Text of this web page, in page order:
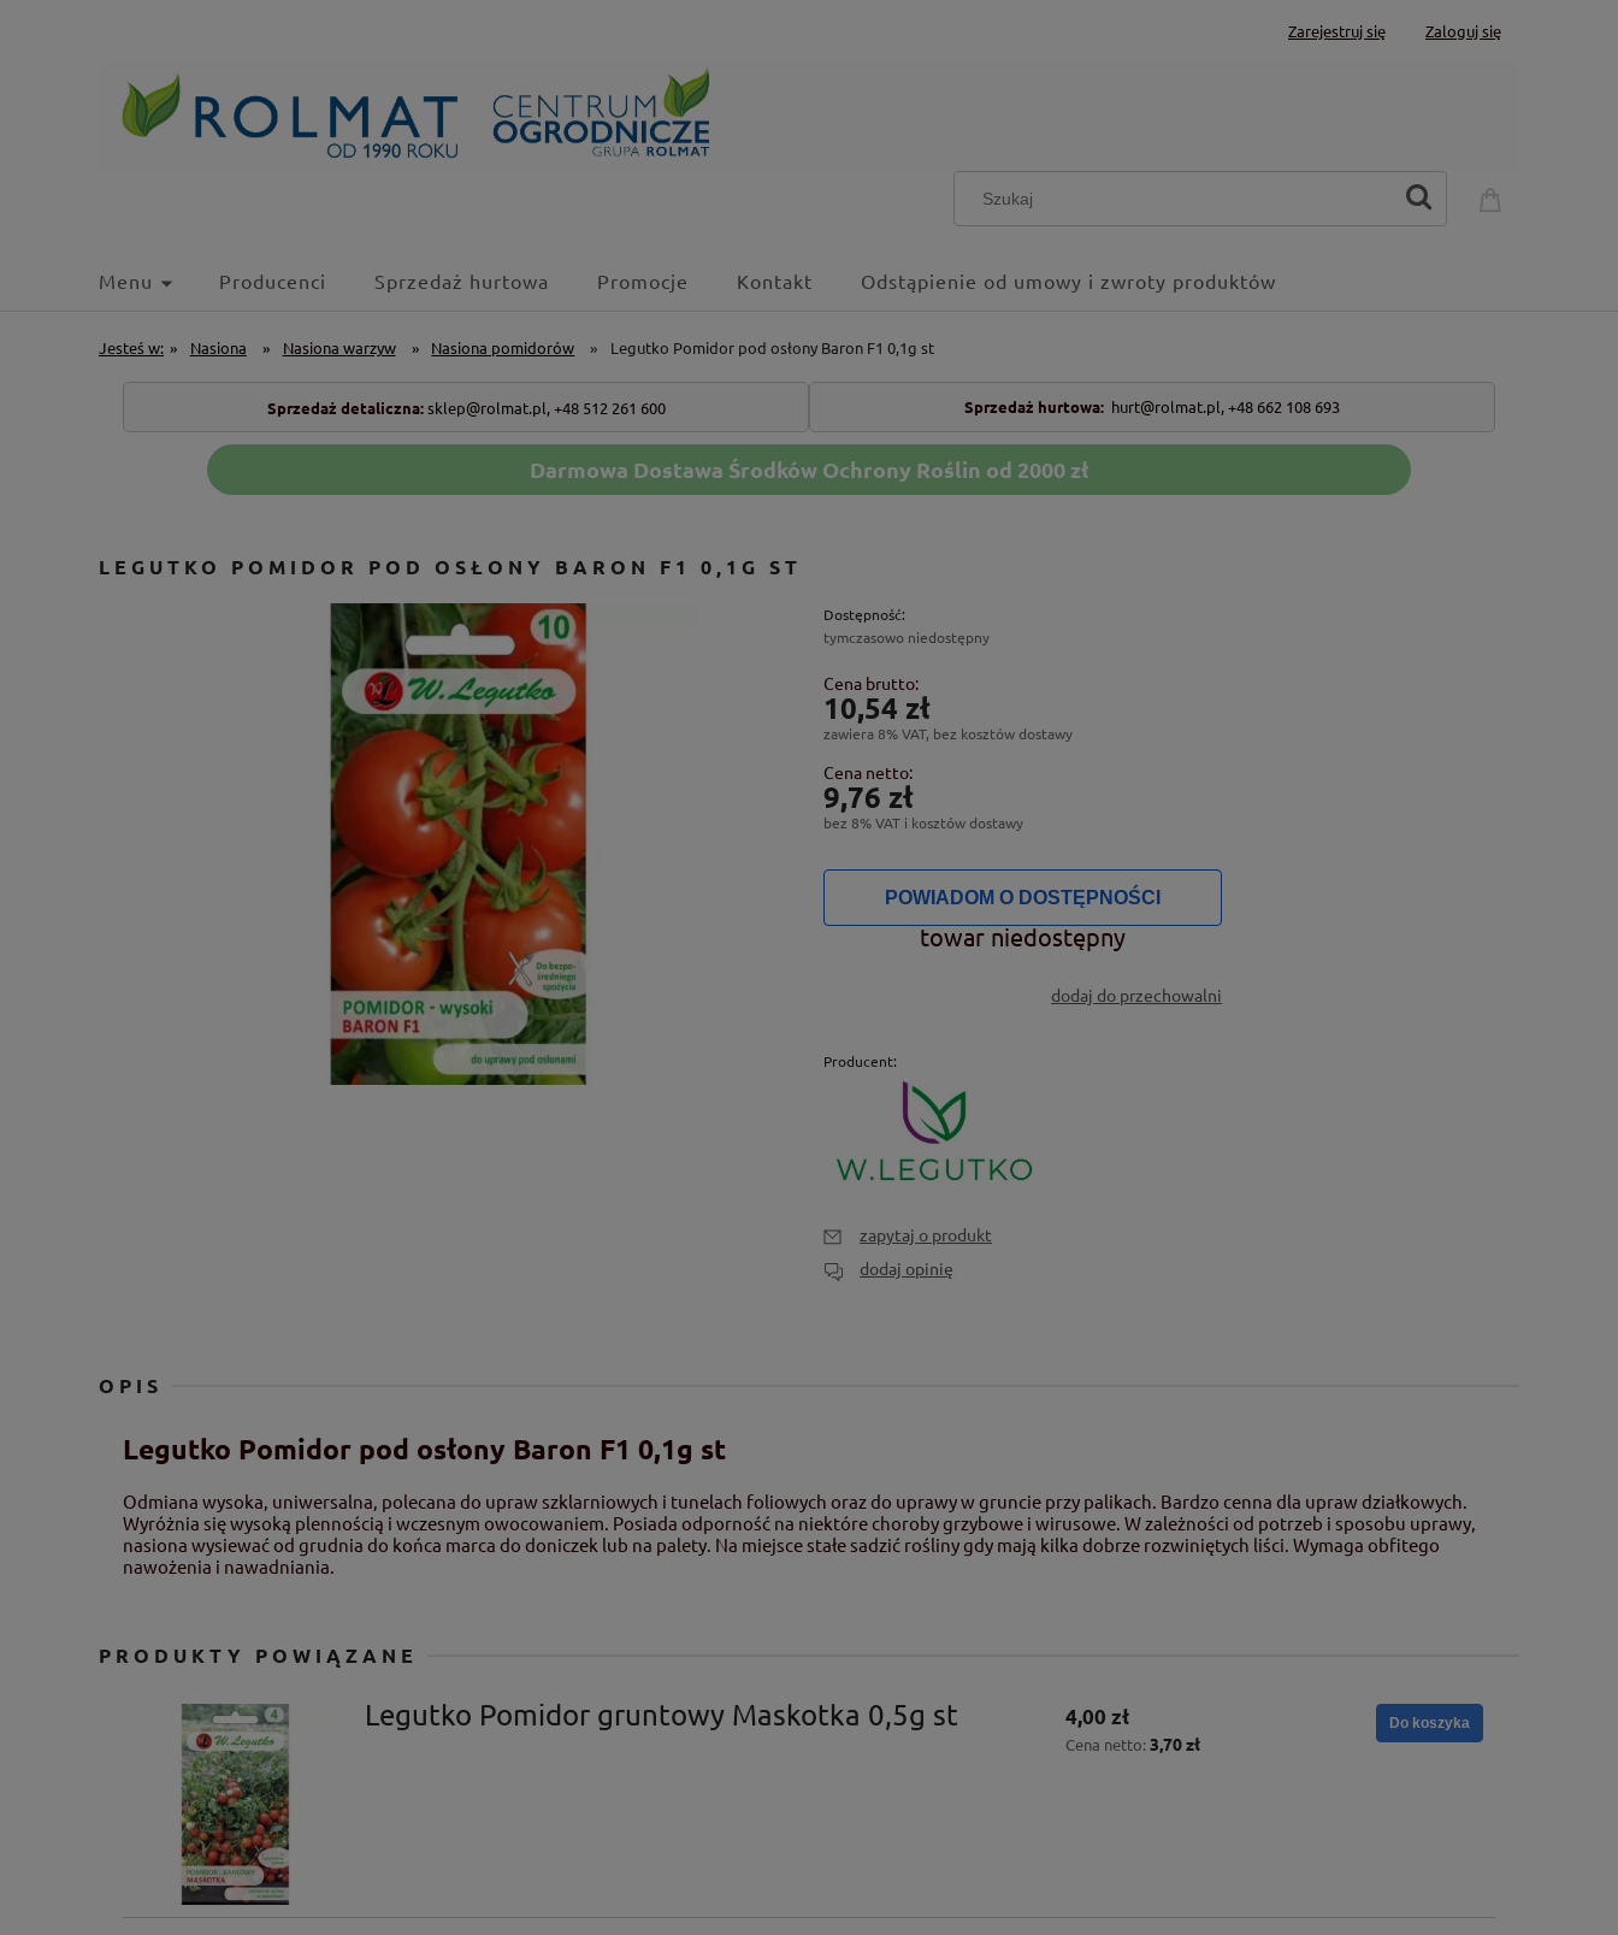
Zarejestruj się Zaloguj się
Menu Producenci Sprzedaż hurtowa Promocje Kontakt Odstąpienie od umowy i zwroty produktów
Jesteś w: » Nasiona » Nasiona warzyw » Nasiona pomidorów » Legutko Pomidor pod osłony Baron F1 0,1g st
Sprzedaż detaliczna: sklep@rolmat.pl, +48 512 261 600 Sprzedaż hurtowa: hurt@rolmat.pl,+48 662 108 693
Darmowa Dostawa Środków Ochrony Roślin od 2000 zł
LEGUTKO POMIDOR POD OSŁONY BARON F1 0,1G ST
Dostępność:
tymczasowo niedostępny
Cena brutto:
10,54 zł
zawiera 8% VAT, bez kosztów dostawy
Cena netto:
9,76 zł
bez 8% VAT i kosztów dostawy
POWIADOM O DOSTĘPNOŚCI
towar niedostępny
dodaj do przechowalni
Producent:
zapytaj o produkt
dodaj opinię
OPIS
Legutko Pomidor pod osłony Baron F1 0,1g st
Odmiana wysoka, uniwersalna, polecana do upraw szklarniowych i tunelach foliowych oraz do uprawy w gruncie przy palikach. Bardzo cenna dla upraw działkowych.
Wyróżnia się wysoką plennością i wczesnym owocowaniem. Posiada odporność na niektóre choroby grzybowe i wirusowe. W zależności od potrzeb i sposobu uprawy,
nasiona wysiewać od grudnia do końca marca do doniczek lub na palety. Na miejsce stałe sadzić rośliny gdy mają kilka dobrze rozwiniętych liści. Wymaga obfitego
nawożenia i nawadniania.
PRODUKTY POWIĄZANE
Legutko Pomidor gruntowy Maskotka 0,5g st 4,00 zł
Cena netto: 3,70 zł
Do koszyka